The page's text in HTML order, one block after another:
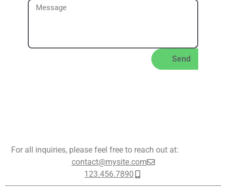
Send
For all inquiries, please feel free to reach out at:
contact@mysite.com
123.456.7890